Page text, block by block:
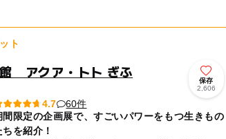
ト
アクア・トト ぎふ
保存
2,606
4.7
60件
間限定の企画展で、すごいパワーをもつ生きもの
ちを紹介！